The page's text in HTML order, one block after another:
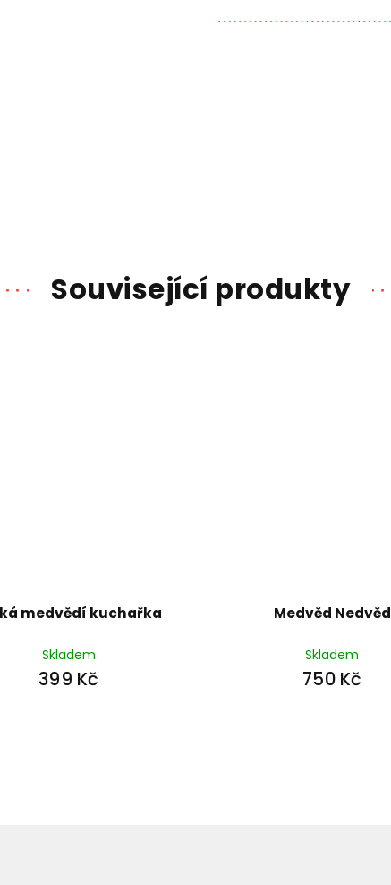
Související produkty
medvědí kuchařka
Skladem
399 Kč
Medvěd Nedvěd
Skladem
750 Kč